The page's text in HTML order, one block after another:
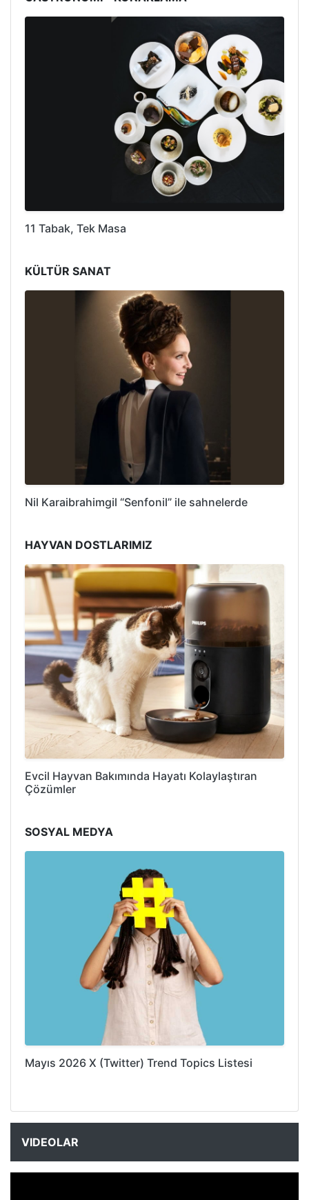
11 Tabak, Tek Masa
KÜLTÜR SANAT
Nil Karaibrahimgil “Senfonil” ile sahnelerde
HAYVAN DOSTLARIMIZ
Evcil Hayvan Bakımında Hayatı Kolaylaştıran
Çözümler
SOSYAL MEDYA
Mayıs 2026 X (Twitter) Trend Topics Listesi
VIDEOLAR